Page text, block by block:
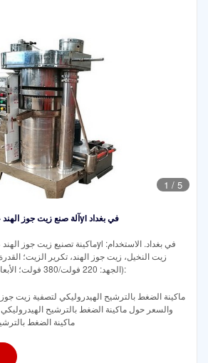
1 / 5
آلة صنع زيت جوز الهند عالية الجودة من سلسلة 6yl في بغداد
الجهد: 220 فولت/380 فولت؛ الأبعاد (الطول*العرض*الارتفاع):
ماكينة الضغط بالترشيح الهيدروليكي لتصفية زيت
والسعر حول ماكينة الضغط بالترشيح
ماكينة الضغط